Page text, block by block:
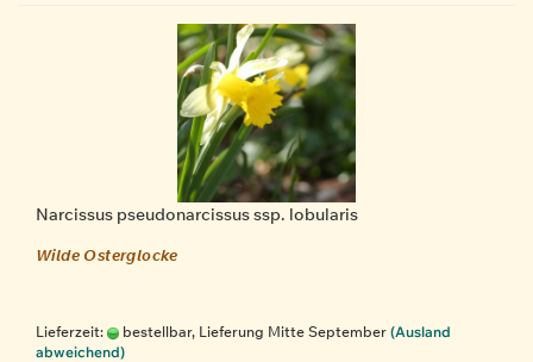
Narcissus pseudonarcissus ssp. lobularis
Wilde Osterglocke
Lieferzeit: bestellbar, Lieferung Mitte September (Ausland
abweichend)